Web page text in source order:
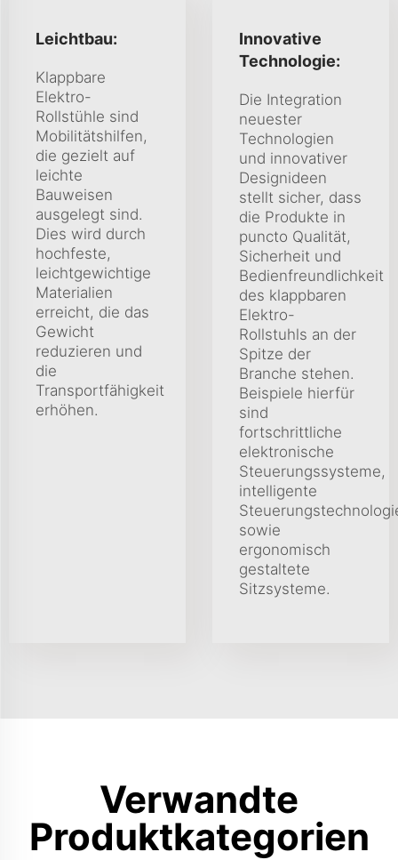
Leichtbau:
Klappbare
Elektro-
Rollstühle sind
Mobilitätshilfen,
die gezielt auf
leichte
Bauweisen
ausgelegt sind.
Dies wird durch
hochfeste,
leichtgewichtige
Materialien
erreicht, die das
Gewicht
reduzieren und
die
Transportfähigkeit
erhöhen.
Innovative
Technologie:
Die Integration
neuester
Technologien
und innovativer
Designideen
stellt sicher, dass
die Produkte in
puncto Qualität,
Sicherheit und
Bedienfreundlichkeit
des klappbaren
Elektro-
Rollstuhls an der
Spitze der
Branche stehen.
Beispiele hierfür
sind
fortschrittliche
elektronische
Steuerungssysteme,
intelligente
sowie
ergonomisch
gestaltete
Sitzsysteme.
Verwandte
Produktkategorien